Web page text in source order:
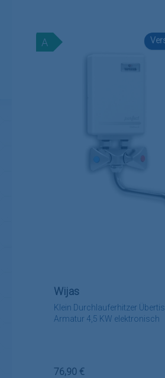
A
Klein Durchlauferhitzer
Armatur 4,5 KW elektronisch
Wijas
Regulärer Preis:
76,90 €